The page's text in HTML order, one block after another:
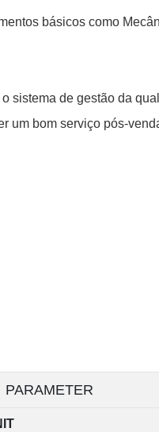
básicos como
sistema de gestão da
bom serviço pós-
PARAMETER